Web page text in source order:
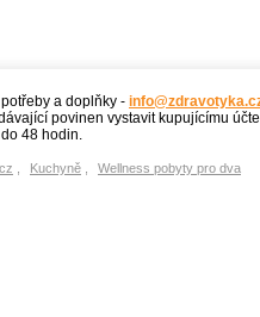
a doplňky -
povinen vystavit kupujícímu
48 hodin.
Kuchyně Wellness pobyty pro dva